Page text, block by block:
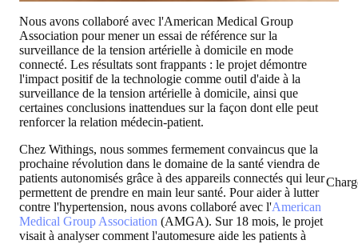
Nous avons collaboré avec l'American Medical Group
Association pour mener un essai de référence sur la
surveillance de la tension artérielle à domicile en mode
connecté. Les résultats sont frappants : le projet démontre
l'impact positif de la technologie comme outil d'aide à la
surveillance de la tension artérielle à domicile, ainsi que
certaines conclusions inattendues sur la façon dont elle peut
renforcer la relation médecin-patient.
Chez Withings, nous sommes fermement convaincus que la
prochaine révolution dans le domaine de la santé viendra de
patients autonomisés grâce à des appareils connectés qui leur
permettent de prendre en main leur santé. Pour aider à lutter
contre l'hypertension, nous avons collaboré avec l'American
Medical Group Association (AMGA). Sur 18 mois, le projet
visait à analyser comment l'automesure aide les patients à